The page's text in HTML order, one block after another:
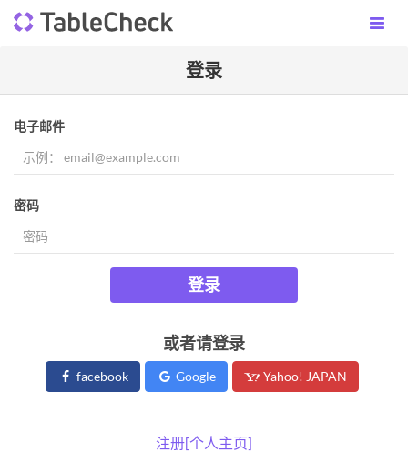
登录
电子邮件
密码
登录
或者请登录
facebook Google Yahoo! JAPAN
注册[个人主页]